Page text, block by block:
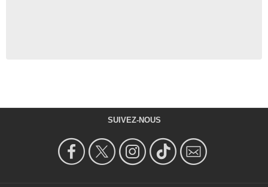
SUIVEZ-NOUS